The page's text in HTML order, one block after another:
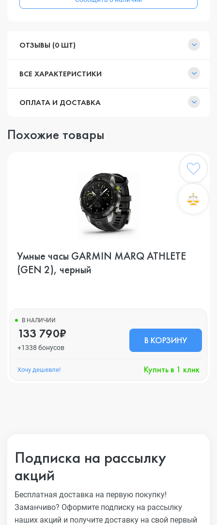
ОТЗЫВЫ (0 ШТ)
ВСЕ ХАРАКТЕРИСТИКИ
ОПЛАТА И ДОСТАВКА
Похожие товары
Умные часы GARMIN MARQ ATHLETE
(GEN 2), черный
В НАЛИЧИИ
133 790₽
+1338 бонусов
В КОРЗИНУ
Хочу дешевле! Купить в 1 клик
Подписка на рассылку
акций
Бесплатная доставка на первую покупку!
Заманчиво? Оформите подписку на рассылку
наших акций и получите доставку на свой первый